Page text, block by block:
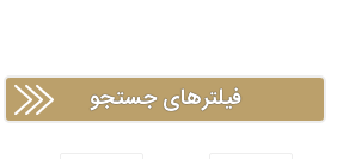
فیلترهای جستجو